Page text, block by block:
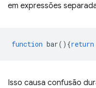
em expressões
function bar(){return
Isso causa confusão